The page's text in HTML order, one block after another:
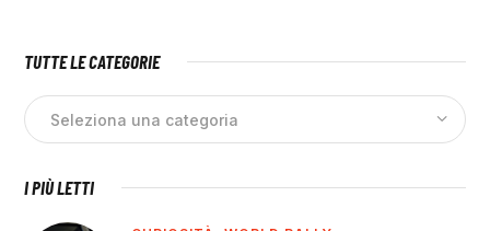
TUTTE LE CATEGORIE
I PIÙ LETTI